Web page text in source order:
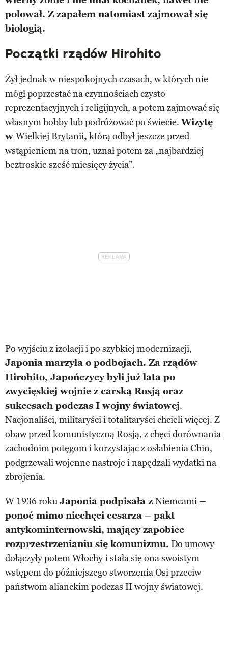
polował. Z zapałem natomiast zajmował się
biologią.
Początki rządów Hirohito
Żył jednak w niespokojnych czasach, w których nie
mógł poprzestać na czynnościach czysto
reprezentacyjnych i religijnych, a potem zajmować się
własnym hobby lub podróżować po świecie.Wizytę
w Wielkiej Brytanii, którą odbył jeszcze przed
wstąpieniem na tron, uznał potem za „najbardziej
beztroskie sześć miesięcy życia”.
Po wyjściu z izolacji i po szybkiej modernizacji,
Japonia marzyła o podbojach. Za rządów
Hirohito, Japończycy byli już lata po
zwycięskiej wojnie z carską Rosją oraz
sukcesach podczas I wojny światowej.
Nacjonaliści, militaryści i totalitaryści chcieli więcej. Z
obaw przed komunistyczną Rosją, z chęci dorównania
zachodnim potęgom i korzystając z osłabienia Chin,
podgrzewali wojenne nastroje i napędzali wydatki na
zbrojenia.
W 1936 rokuJaponia podpisała z Niemcami –
ponoć mimo niechęci cesarza – pakt
antykominternowski, mający zapobiec
rozprzestrzenianiu się komunizmu. Do umowy
dołączyły potemWłochy i stała się ona swoistym
wstępem do późniejszego stworzenia Osi przeciw
państwom alianckim podczas II wojny światowej.